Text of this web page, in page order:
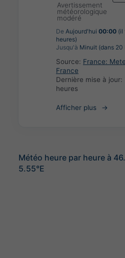
Avertissement
météorologique
modéré
De Aujourd'hui 00:00 (il
heures)
Jusqu'à Minuit (dans 20
Source: France:
France
Dernière mise à jour:
heures
Afficher plus
Météo heure par heure à
5.55°E